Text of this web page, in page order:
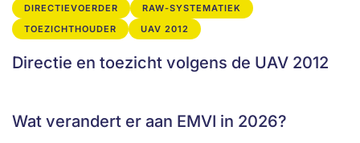
DIRECTIEVOERDER
RAW-SYSTEMATIEK
TOEZICHTHOUDER
UAV 2012
Directie en toezicht volgens de UAV 2012
Wat verandert er aan EMVI in 2026?